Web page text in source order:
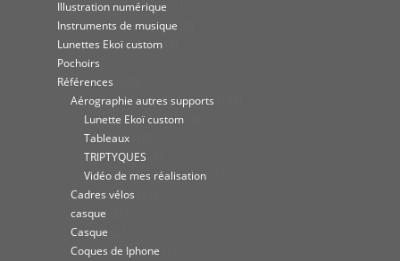
Illustration numérique
Instruments de musique
Lunettes Ekoï custom
Pochoirs
Références
Aérographie autres supports
Lunette Ekoï custom
Tableaux
TRIPTYQUES
Vidéo de mes réalisation
Cadres vélos
casque
Casque
Coques de Iphone